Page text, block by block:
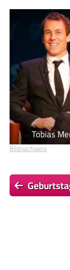
Tobias
Bildnachweis